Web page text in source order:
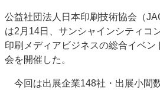
新商品 ＡＩ・デジタル
SDGs・地域
ポストプレス ビジネス
市場・統計
人事・移転・異動・訃報
特集記事カテゴリー一覧
2022 見える化・MIS特集
公益社団法人日本印刷技術協会（
は2月14日、サンシャインシティコ
印刷メディアビジネスの総合イベ
会を開催した。
今回は出展企業148社・出展小間